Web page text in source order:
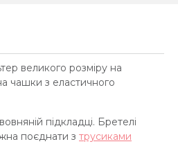
великого розміру на
чашки з еластичного
підкладці. Бретелі
поєднати з трусиками